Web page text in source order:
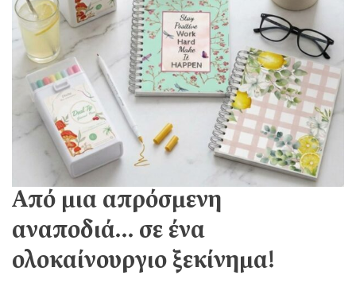
Από μια απρόσμενη
αναποδιά… σε ένα
ολοκαίνουργιο ξεκίνημα!